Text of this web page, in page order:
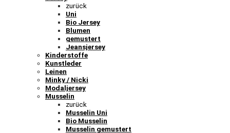
zurück
Uni
Bio Jersey
Blumen
gemustert
Jeansjersey
Kinderstoffe
Kunstleder
Leinen
Minky / Nicki
Modaljersey
Musselin
zurück
Musselin Uni
Bio Musselin
Musselin gemustert